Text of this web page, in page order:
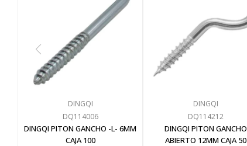
DINGQI
DQ114006
DINGQI PITON GANCHO -L- 6MM
CAJA 100
DINGQI
DQ114212
DINGQI PITON GANCHO
ABIERTO 12MM CAJA 50